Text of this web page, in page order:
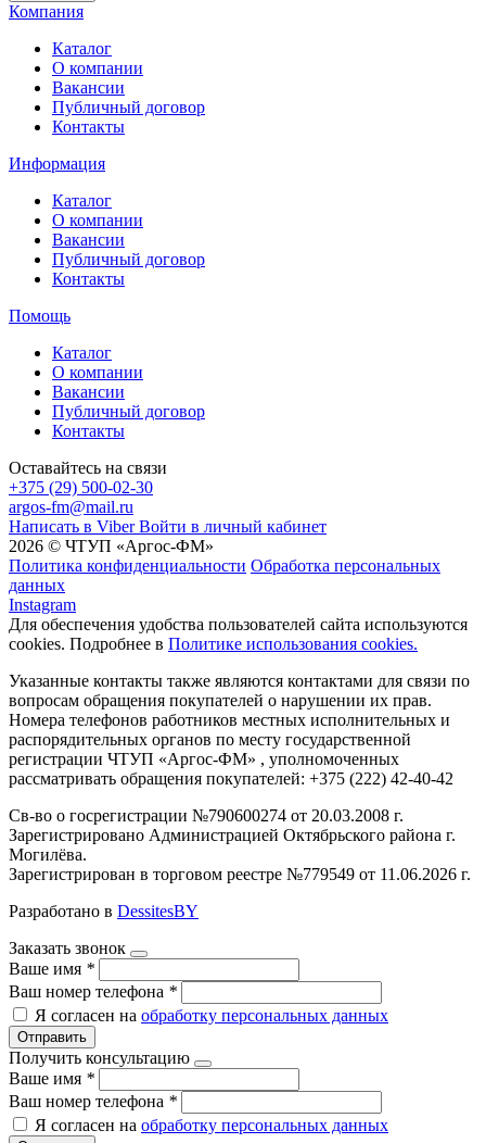
Компания
Каталог
О компании
Вакансии
Публичный договор
Контакты
Информация
Каталог
О компании
Вакансии
Публичный договор
Контакты
Помощь
Каталог
О компании
Вакансии
Публичный договор
Контакты
Оставайтесь на связи
+375 (29) 500-02-30
argos-fm@mail.ru
Написать в Viber Войти в личный кабинет
2026 © ЧТУП «Аргос-ФМ»
Политика конфиденциальности Обработка персональных
данных
Instagram
Для обеспечения удобства пользователей сайта используются
cookies. Подробнее в Политике использования cookies.
Указанные контакты также являются контактами для связи по
вопросам обращения покупателей о нарушении их прав.
Номера телефонов работников местных исполнительных и
распорядительных органов по месту государственной
регистрации ЧТУП «Аргос-ФМ» , уполномоченных
рассматривать обращения покупателей: +375 (222) 42-40-42
Св-во о госрегистрации №790600274 от 20.03.2008 г.
Зарегистрировано Администрацией Октябрьского района г.
Могилёва.
Зарегистрирован в торговом реестре №779549 от 11.06.2026 г.
Разработано в DessitesBY
Заказать звонок
Ваше имя *
Ваш номер телефона *
Я согласен на обработку персональных данных
Отправить
Получить консультацию
Ваше имя *
Ваш номер телефона *
Я согласен на обработку персональных данных